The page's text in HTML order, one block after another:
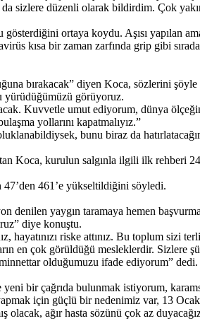
sizlere düzenli olarak bildirdim. Çok
ortaya koydu. Aşısı yapılan
kısa bir zaman zarfında grip gibi
bırakacak” diyen Koca, sözlerini
yürüdüğümüzü görüyoruz.
Kuvvetle umut ediyorum, dünya
yollarını kapatmalıyız.”
bunu biraz da
Koca, kurulun salgınla ilgili ilk rehberi 24
47’den 461’e yükseltildiğini söyledi.
denilen yaygın taramaya hemen
diye konuştu.
hayatınızı riske attınız. Bu toplum sizi
en çok görüldüğü mesleklerdir. Sizlere
olduğumuzu ifade ediyorum” dedi.
yeni bir çağrıda bulunmak istiyorum,
için güçlü bir nedenimiz var, 13
olacak, ağır hasta sözünü çok az